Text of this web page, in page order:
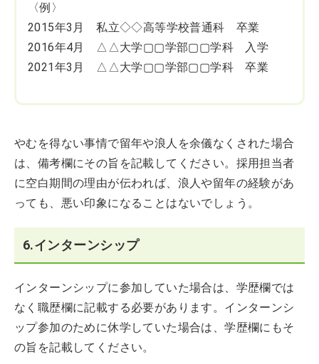
〈例〉
2015年3月 私立◇◇高等学校普通科 卒業
2016年4月 △△大学▢▢学部▢▢学科 入学
2021年3月 △△大学▢▢学部▢▢学科 卒業
やむを得ない事情で留年や浪人を余儀なくされた場合
は、備考欄にその旨を記載してください。採用担当者
に空白期間の理由が伝われば、浪人や留年の経験があ
っても、悪い印象になることはないでしょう。
6.インターンシップ
インターンシップに参加していた場合は、学歴欄では
なく職歴欄に記載する必要があります。インターンシ
ップ参加のために休学していた場合は、学歴欄にもそ
の旨を記載してください。